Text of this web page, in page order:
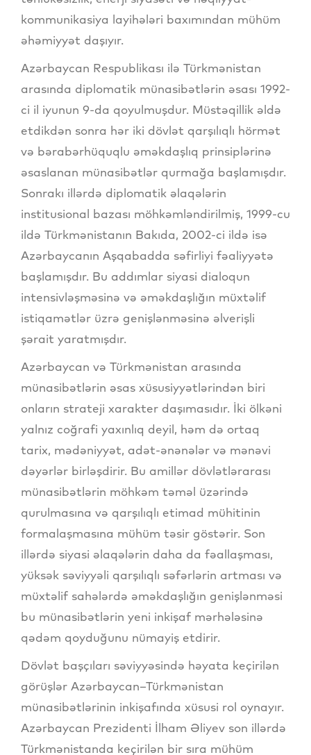
kommunikasiya layihələri baxımından mühüm
əhəmiyyət daşıyır.
Azərbaycan Respublikası ilə Türkmənistan
arasında diplomatik münasibətlərin əsası 1992-
ci il iyunun 9-da qoyulmuşdur. Müstəqillik əldə
etdikdən sonra hər iki dövlət qarşılıqlı hörmət
və bərabərhüquqlu əməkdaşlıq prinsiplərinə
əsaslanan münasibətlər qurmağa başlamışdır.
Sonrakı illərdə diplomatik əlaqələrin
institusional bazası möhkəmləndirilmiş, 1999-cu
ildə Türkmənistanın Bakıda, 2002-ci ildə isə
Azərbaycanın Aşqabadda səfirliyi fəaliyyətə
başlamışdır. Bu addımlar siyasi dialoqun
intensivləşməsinə və əməkdaşlığın müxtəlif
istiqamətlər üzrə genişlənməsinə əlverişli
şərait yaratmışdır.
Azərbaycan və Türkmənistan arasında
münasibətlərin əsas xüsusiyyətlərindən biri
onların strateji xarakter daşımasıdır. İki ölkəni
yalnız coğrafi yaxınlıq deyil, həm də ortaq
tarix, mədəniyyət, adət-ənənələr və mənəvi
dəyərlər birləşdirir. Bu amillər dövlətlərarası
münasibətlərin möhkəm təməl üzərində
qurulmasına və qarşılıqlı etimad mühitinin
formalaşmasına mühüm təsir göstərir. Son
illərdə siyasi əlaqələrin daha da fəallaşması,
yüksək səviyyəli qarşılıqlı səfərlərin artması və
müxtəlif sahələrdə əməkdaşlığın genişlənməsi
bu münasibətlərin yeni inkişaf mərhələsinə
qədəm qoyduğunu nümayiş etdirir.
Dövlət başçıları səviyyəsində həyata keçirilən
görüşlər Azərbaycan–Türkmənistan
münasibətlərinin inkişafında xüsusi rol oynayır.
Azərbaycan Prezidenti İlham Əliyev son illərdə
Türkmənistanda keçirilən bir sıra mühüm